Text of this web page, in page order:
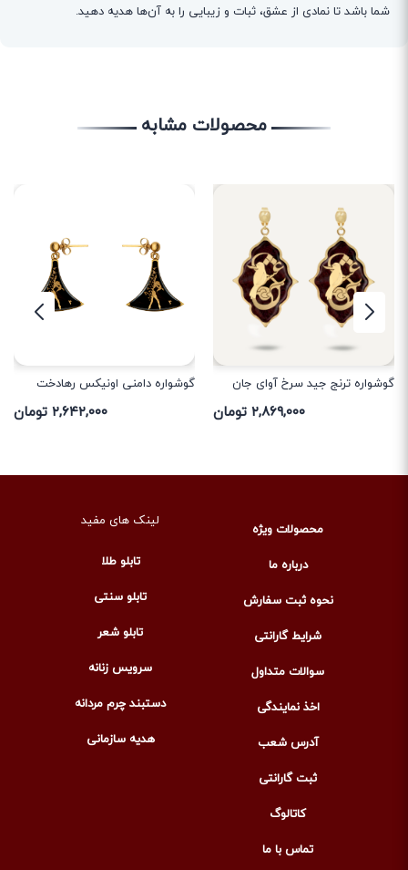
شما باشد تا نمادی از عشق، ثبات و زیبایی را به آن‌ها هدیه دهید.
محصولات مشابه
گوشواره ترنج جید سرخ آوای جان
۲,۸۶۹,۰۰۰ تومان
گوشواره دامنی اونیکس رهادخت
۲,۶۴۲,۰۰۰ تومان
محصولات ویژه
درباره ما
نحوه ثبت سفارش
شرایط گارانتی
سوالات متداول
اخذ نمایندگی
آدرس شعب
ثبت گارانتی
کاتالوگ
تماس با ما
لینک های مفید
تابلو طلا
تابلو سنتی
تابلو شعر
سرویس زنانه
دستبند چرم مردانه
هدیه سازمانی